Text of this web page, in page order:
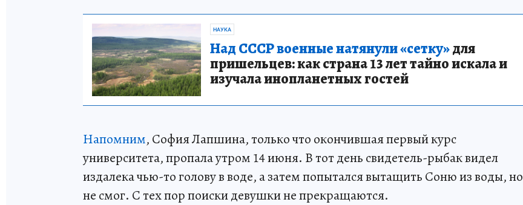
НАУКА
Над СССР военные натянули «сетку»для
пришельцев: как страна 13 лет тайно искала и
изучала инопланетных гостей
Напомним, София Лапшина, только что окончившая первый курс
университета, пропала утром 14 июня. В тот день свидетель-рыбак видел
издалека чью-то голову в воде, а затем попытался вытащить Соню из воды, но
не смог. С тех пор поиски девушки не прекращаются.